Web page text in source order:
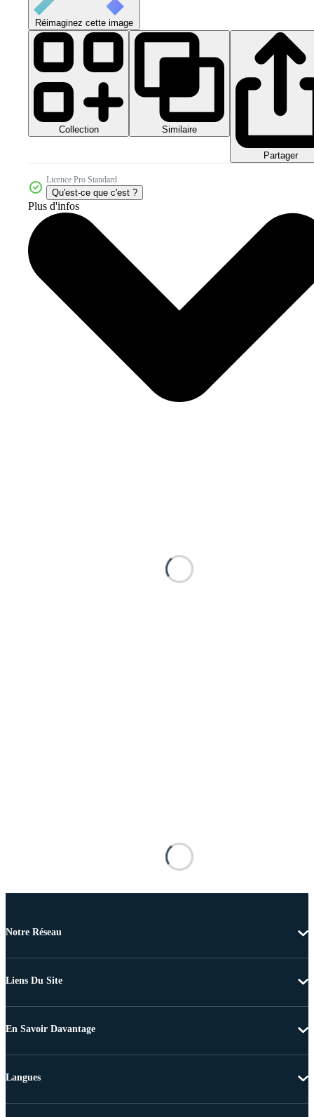
Réimaginez cette image
Collection Similaire
Partager
Licence Pro Standard
Qu'est-ce que c'est ?
Plus d'infos
Notre Réseau
Liens Du Site
En Savoir Davantage
Langues